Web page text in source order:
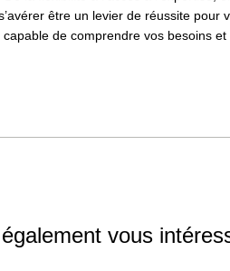
être un levier de réussite pour
de comprendre vos besoins
vous